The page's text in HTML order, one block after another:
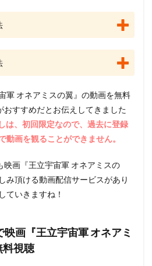
軍 オネアミスの翼』の動画を無料
おすすめだとお伝えしてきました
は、初回限定なので、過去に登録
動画を観ることができません。
映画『王立宇宙軍 オネアミスの
み頂ける動画配信サービスがあり
ていきますね！
映画『王立宇宙軍 オネアミ
料視聴